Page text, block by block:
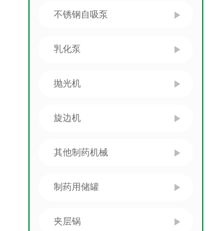
不锈钢自吸泵
乳化泵
抛光机
旋边机
其他制药机械
制药用储罐
夹层锅